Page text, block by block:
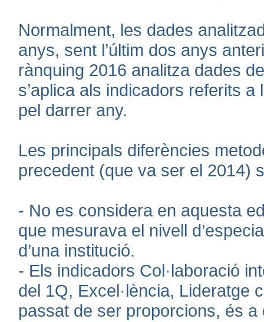
Normalment, les dades
anys, sent l’últim dos anys
rànquing 2016 analitza dades
s’aplica als indicadors referits
pel darrer any.
Les principals diferències
precedent (que va ser el 2014)
- No es considera en aquesta
que mesurava el nivell
d’una institució.
- Els indicadors Col·laboració
del 1Q, Excel·lència, Lideratge
passat de ser proporcions, és